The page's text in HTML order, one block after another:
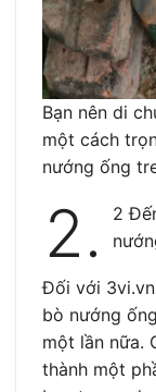
Bạn nên di
một cách
nướng ống
2.
2
Đối với
bò nướng
một lần nữa.
thành một